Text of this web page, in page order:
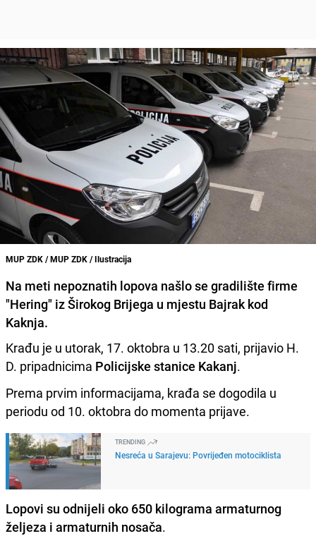
MUP ZDK / MUP ZDK / Ilustracija
Na meti nepoznatih lopova našlo se gradilište firme
"Hering" iz Širokog Brijega u mjestu Bajrak kod
Kaknja.
Krađu je u utorak, 17. oktobra u 13.20 sati, prijavio H.
D. pripadnicima Policijske stanice Kakanj.
Prema prvim informacijama, krađa se dogodila u
periodu od 10. oktobra do momenta prijave.
TRENDING
Nesreća u Sarajevu: Povrijeđen motociklista
Lopovi su odnijeli oko 650 kilograma armaturnog
željeza i armaturnih nosača.